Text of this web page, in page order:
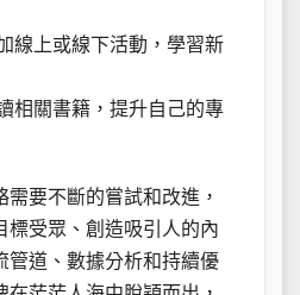
線上或線下活動，學習新
相關書籍，提升自己的專
要不斷的嘗試和改進，
標受眾、創造吸引人的內
管道、數據分析和持續優